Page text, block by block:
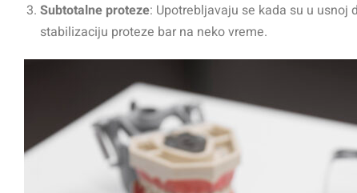
Subtotalne proteze: Upotrebljavaju se kada su u
stabilizaciju proteze bar na neko vreme.